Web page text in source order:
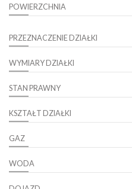
POWIERZCHNIA
PRZEZNACZENIE DZIAŁKI
WYMIARY DZIAŁKI
STAN PRAWNY
KSZTAŁT DZIAŁKI
GAZ
WODA